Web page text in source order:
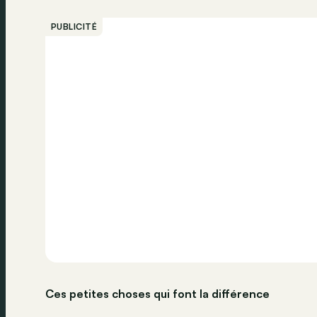
PUBLICITÉ
Ces petites choses qui font la différence